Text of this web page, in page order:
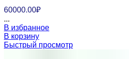
60000.00₽
...
В избранное
В корзину
Быстрый просмотр